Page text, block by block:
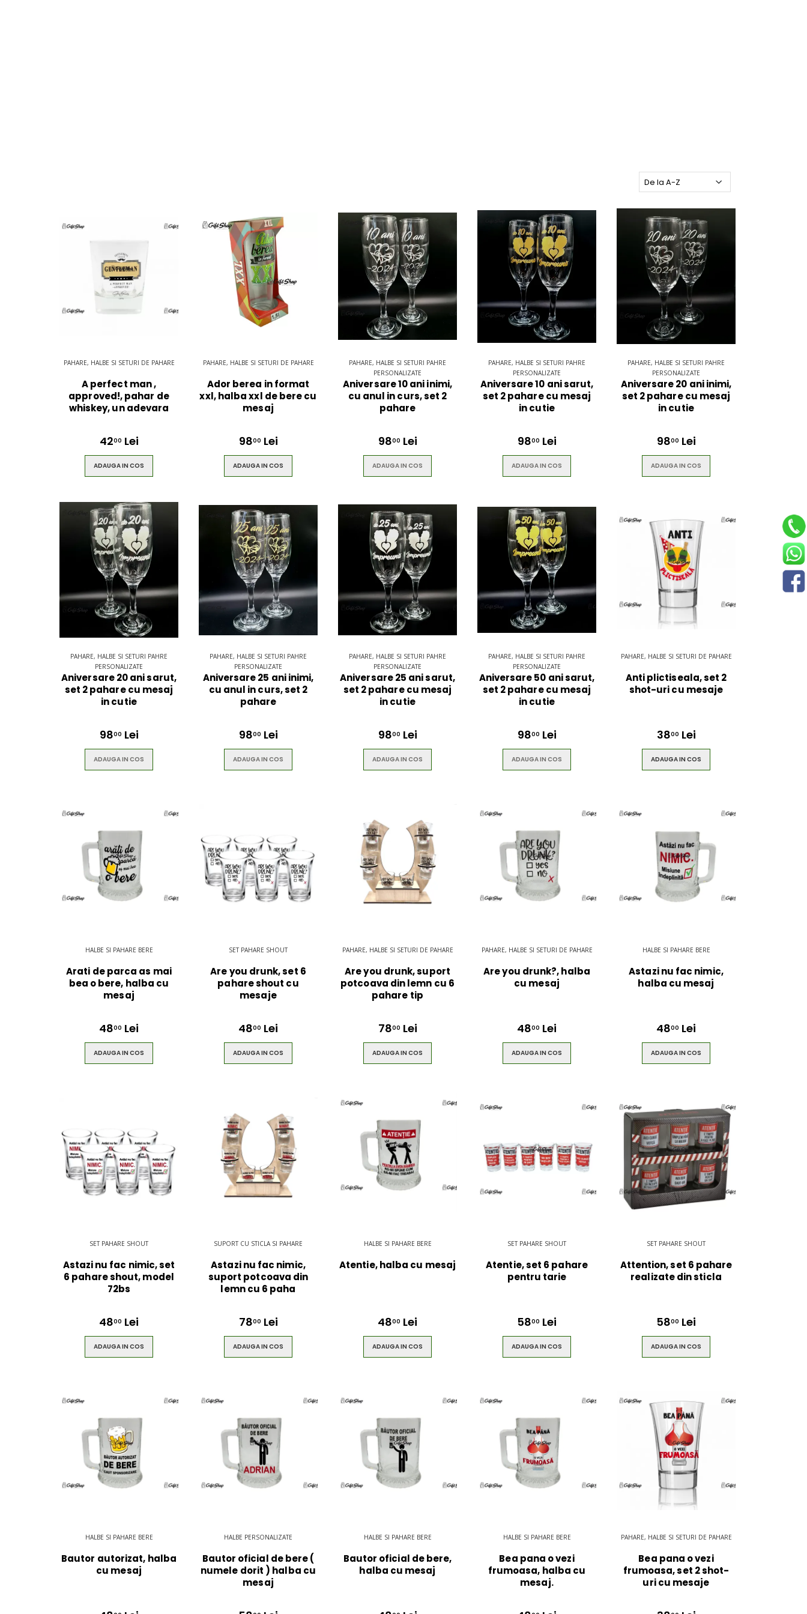
PAHARE, HALBE SI SETURI DE PAHARE
A perfect man ,
approved!, pahar de
whiskey, un adevara
4200 Lei
ADAUGA IN COS
PAHARE, HALBE SI SETURI DE PAHARE
Ador berea in format
xxl, halba xxl de bere cu
mesaj
9800 Lei
ADAUGA IN COS
PAHARE, HALBE SI SETURI PAHRE
PERSONALIZATE
Aniversare 10 ani inimi,
cu anul in curs, set 2
pahare
9800 Lei
ADAUGA IN COS
PAHARE, HALBE SI SETURI PAHRE
PERSONALIZATE
Aniversare 10 ani sarut,
set 2 pahare cu mesaj
in cutie
9800 Lei
ADAUGA IN COS
PAHARE, HALBE SI SETURI PAHRE
PERSONALIZATE
Aniversare 20 ani inimi,
set 2 pahare cu mesaj
in cutie
9800 Lei
ADAUGA IN COS
PAHARE, HALBE SI SETURI PAHRE
PERSONALIZATE
Aniversare 20 ani sarut,
set 2 pahare cu mesaj
in cutie
9800 Lei
ADAUGA IN COS
PAHARE, HALBE SI SETURI PAHRE
PERSONALIZATE
Aniversare 25 ani inimi,
cu anul in curs, set 2
pahare
9800 Lei
ADAUGA IN COS
PAHARE, HALBE SI SETURI PAHRE
PERSONALIZATE
Aniversare 25 ani sarut,
set 2 pahare cu mesaj
in cutie
9800 Lei
ADAUGA IN COS
PAHARE, HALBE SI SETURI PAHRE
PERSONALIZATE
Aniversare 50 ani sarut,
set 2 pahare cu mesaj
in cutie
9800 Lei
ADAUGA IN COS
PAHARE, HALBE SI SETURI DE PAHARE
Anti plictiseala, set 2
shot-uri cu mesaje
3800 Lei
ADAUGA IN COS
HALBE SI PAHARE BERE
Arati de parca as mai
bea o bere, halba cu
mesaj
4800 Lei
ADAUGA IN COS
SET PAHARE SHOUT
Are you drunk, set 6
pahare shout cu
mesaje
4800 Lei
ADAUGA IN COS
PAHARE, HALBE SI SETURI DE PAHARE
Are you drunk, suport
potcoava din lemn cu 6
pahare tip
7800 Lei
ADAUGA IN COS
PAHARE, HALBE SI SETURI DE PAHARE
Are you drunk?, halba
cu mesaj
4800 Lei
ADAUGA IN COS
HALBE SI PAHARE BERE
Astazi nu fac nimic,
halba cu mesaj
4800 Lei
ADAUGA IN COS
SET PAHARE SHOUT
Astazi nu fac nimic, set
6 pahare shout, model
72bs
4800 Lei
ADAUGA IN COS
SUPORT CU STICLA SI PAHARE
Astazi nu fac nimic,
suport potcoava din
lemn cu 6 paha
7800 Lei
ADAUGA IN COS
HALBE SI PAHARE BERE
Atentie, halba cu mesaj
4800 Lei
ADAUGA IN COS
SET PAHARE SHOUT
Atentie, set 6 pahare
pentru tarie
5800 Lei
ADAUGA IN COS
SET PAHARE SHOUT
Attention, set 6 pahare
realizate din sticla
5800 Lei
ADAUGA IN COS
HALBE SI PAHARE BERE
Bautor autorizat, halba
cu mesaj
HALBE PERSONALIZATE
Bautor oficial de bere (
numele dorit ) halba cu
mesaj
HALBE SI PAHARE BERE
Bautor oficial de bere,
halba cu mesaj
HALBE SI PAHARE BERE
Bea pana o vezi
frumoasa, halba cu
mesaj.
PAHARE, HALBE SI SETURI DE PAHARE
Bea pana o vezi
frumoasa, set 2 shot-
uri cu mesaje
Circled
Ultimate 3D
Speaker
$49.00
Men Black
Gentle Belt
$49.00
Circled
Ultimate 3D
Speaker
$49.00